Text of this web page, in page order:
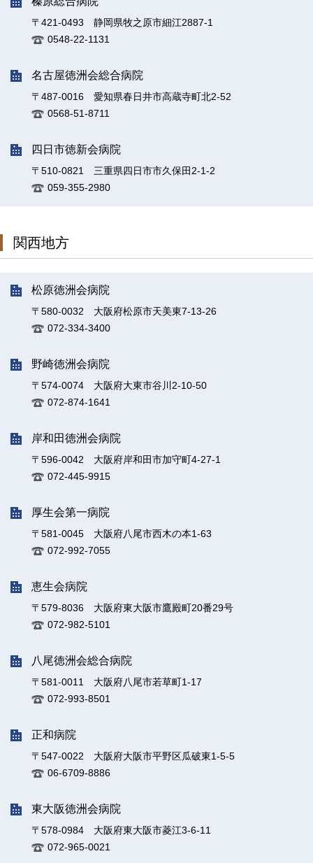
〒421-0493 静岡県牧之原市細江2887-1
0548-22-1131
名古屋徳洲会総合病院
〒487-0016 愛知県春日井市高蔵寺町北2-52
0568-51-8711
四日市徳新会病院
〒510-0821 三重県四日市市久保田2-1-2
059-355-2980
関西地方
松原徳洲会病院
〒580-0032 大阪府松原市天美東7-13-26
072-334-3400
野崎徳洲会病院
〒574-0074 大阪府大東市谷川2-10-50
072-874-1641
岸和田徳洲会病院
〒596-0042 大阪府岸和田市加守町4-27-1
072-445-9915
厚生会第一病院
〒581-0045 大阪府八尾市西木の本1-63
072-992-7055
恵生会病院
〒579-8036 大阪府東大阪市鷹殿町20番29号
072-982-5101
八尾徳洲会総合病院
〒581-0011 大阪府八尾市若草町1-17
072-993-8501
正和病院
〒547-0022 大阪府大阪市平野区瓜破東1-5-5
06-6709-8886
東大阪徳洲会病院
〒578-0984 大阪府東大阪市菱江3-6-11
072-965-0021